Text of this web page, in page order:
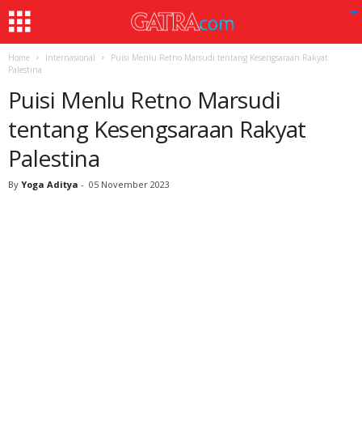
Home Internasional
Puisi Menlu Retno Marsudi tentang Kesengsaraan Rakyat
Palestina
Puisi Menlu Retno Marsudi
tentang Kesengsaraan Rakyat
Palestina
By Yoga Aditya - 05 November 2023